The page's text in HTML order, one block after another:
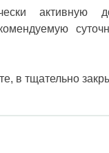
активную
в тщательно